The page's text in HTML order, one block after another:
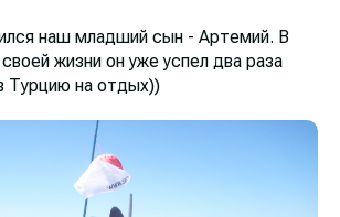
наш младший сын - Артемий. В
жизни он уже успел два раза
Турцию на отдых))